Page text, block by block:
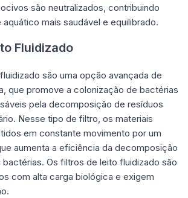
são neutralizados, contribuindo
aquático mais saudável e equilibrado.
Fluidizado
são uma opção avançada de
que promove a colonização de bactérias
pela decomposição de resíduos
Nesse tipo de filtro, os materiais
em constante movimento por um
aumenta a eficiência da decomposição
Os filtros de leito fluidizado são
com alta carga biológica e exigem